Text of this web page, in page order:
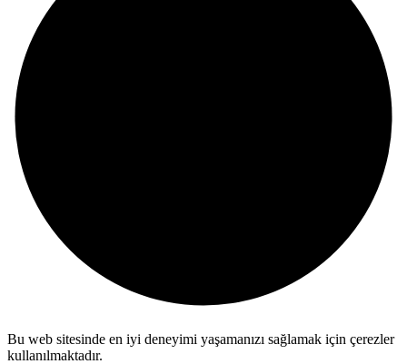
Bu web sitesinde en iyi deneyimi yaşamanızı sağlamak için çerezler
kullanılmaktadır.